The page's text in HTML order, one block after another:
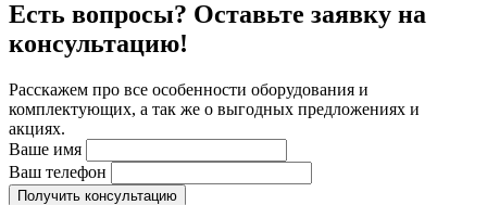
Есть вопросы? Оставьте заявку на
консультацию!
Расскажем про все особенности оборудования и
комплектующих, а так же о выгодных предложениях и
акциях.
Ваше имя
Ваш телефон
Получить консультацию